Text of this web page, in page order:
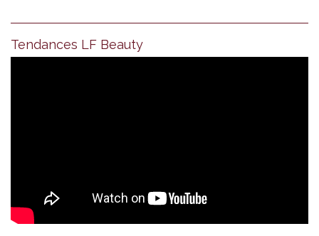
Tendances LF Beauty